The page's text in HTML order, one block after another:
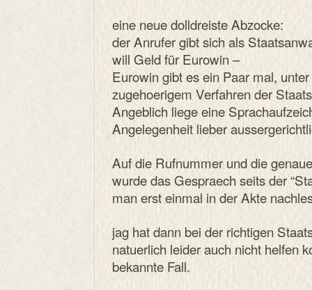
eine neue dolldreiste Abzocke:
der Anrufer gibt sich als
will Geld für Eurowin –
Eurowin gibt es ein Paar mal,
zugehoerigem Verfahren der
Angeblich liege eine
Angelegenheit lieber
Auf die Rufnummer und die
wurde das Gespraech seits der
man erst einmal in der Akte
jag hat dann bei der richtigen
natuerlich leider auch nicht helfen
bekannte Fall.